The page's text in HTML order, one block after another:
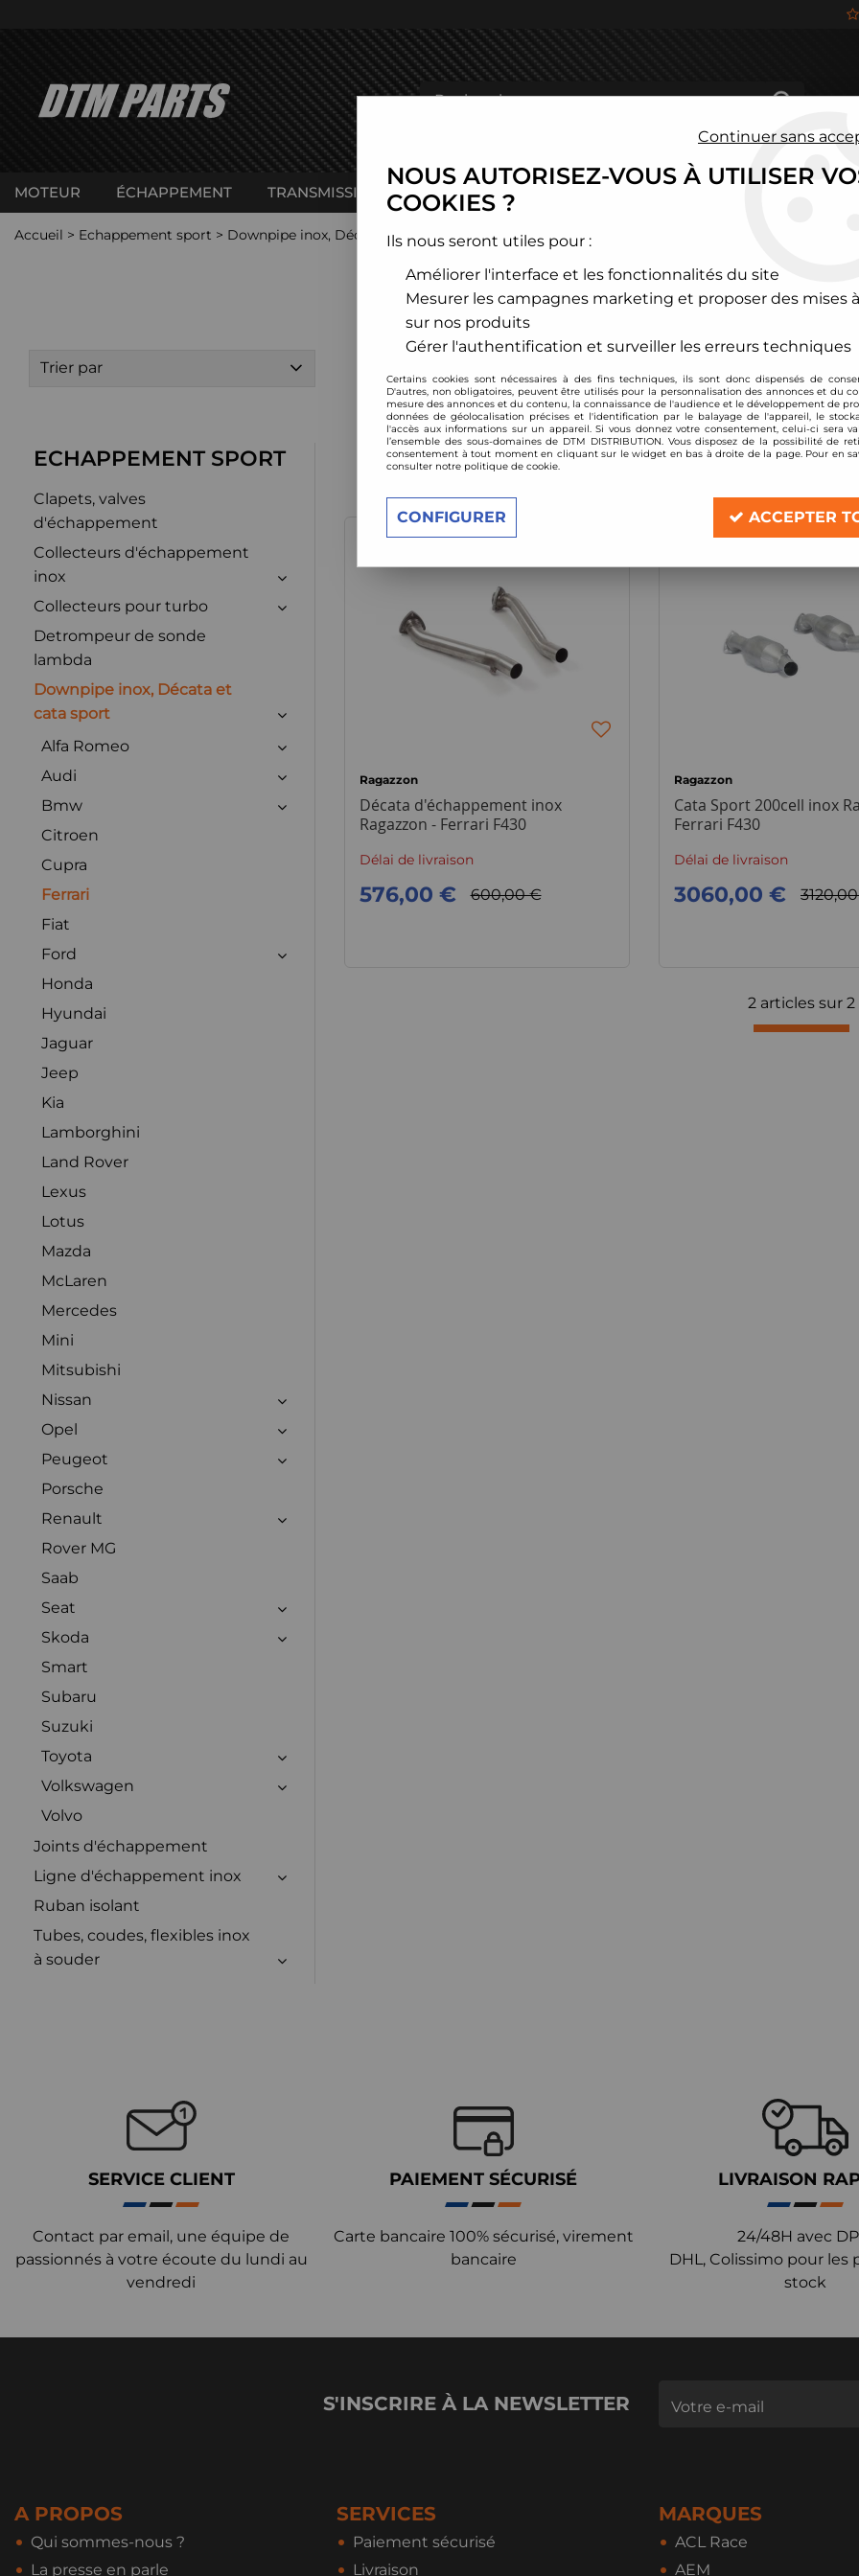
MOTEUR ÉCHAPPEMENT TRANSMISSION CHÂSSIS
Accueil > Echappement sport > Downpipe inox, Décata et cata sport >Ferrari
FERRARI
Trier par
ECHAPPEMENT SPORT
Clapets, valves
d'échappement
Collecteurs d'échappement
inox
Collecteurs pour turbo
Detrompeur de sonde
lambda
Downpipe inox, Décata et
cata sport
Alfa Romeo
Audi
Bmw
Citroen
Cupra
Ferrari
Fiat
Ford
Honda
Hyundai
Jaguar
Jeep
Kia
Lamborghini
Land Rover
Lexus
Lotus
Mazda
McLaren
Mercedes
Mini
Mitsubishi
Nissan
Opel
Peugeot
Porsche
Renault
Rover MG
Saab
Seat
Skoda
Smart
Subaru
Suzuki
Toyota
Volkswagen
Volvo
Joints d'échappement
Ligne d'échappement inox
Ruban isolant
Tubes, coudes, flexibles inox
à souder
2 articles sur 2
Ragazzon
Décata d'échappement inox
Ragazzon - Ferrari F430
Délai de livraison
600,00 €
576,00 €
Ragazzon
Cata Sport 200cell inox
Ferrari F430
Délai de livraison
3060,00 €
2 articles sur 2
SERVICE CLIENT
Contact par email, une équipe de
passionnés à votre écoute du lundi au
vendredi
PAIEMENT SÉCURISÉ
Carte bancaire 100% sécurisé, virement
bancaire
LIVRAISON
24/48H avec
DHL, Colissimo pour les
stock
S'INSCRIRE À LA NEWSLETTER
A PROPOS
Qui sommes-nous ?
La presse en parle
SERVICES
Paiement sécurisé
Livraison
MARQUES
ACL Race
AEM
Continuer sans
NOUS AUTORISEZ-VOUS À UTILISER
COOKIES ?
Ils nous seront utiles pour :
Améliorer l'interface et les fonctionnalités du site
Mesurer les campagnes marketing et proposer des mises
sur nos produits
Gérer l'authentification et surveiller les erreurs techniques
Certains cookies sont nécessaires à des fins techniques, ils sont donc dispensés de
D'autres, non obligatoires, peuvent être utilisés pour la personnalisation des annonces et du
mesure des annonces et du contenu, la connaissance de l'audience et le développement de
données de géolocalisation précises et l'identification par le balayage de l'appareil, le
l'accès aux informations sur un appareil. Si vous donnez votre consentement, celui-ci sera
l’ensemble des sous-domaines de DTM DISTRIBUTION. Vous disposez de la possibilité de
consentement à tout moment en cliquant sur le widget en bas à droite de la page. Pour en
consulter notre politique de cookie.
CONFIGURER ACCEPTER